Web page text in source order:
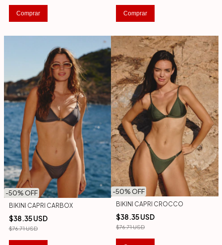
Comprar Comprar
-50% OFF
BIKINI CAPRI CARBOX
$38.35 USD
$76.71 USD
-50% OFF
BIKINI CAPRI CROCCO
$38.35 USD
$76.71 USD